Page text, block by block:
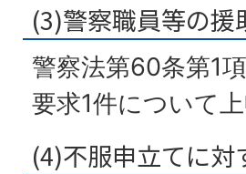
(3)警察職員等の援
警察法第60条第1
要求1件について
(4)不服申立てに